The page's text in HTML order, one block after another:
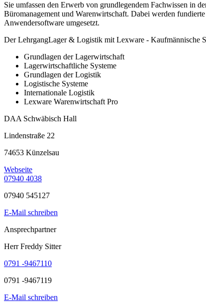
Sie umfassen den Erwerb von grundlegendem Fachwissen in
Büromanagement und Warenwirtschaft. Dabei werden
Anwendersoftware umgesetzt.
Der LehrgangLager & Logistik mit Lexware - Kaufmännische
Grundlagen der Lagerwirtschaft
Lagerwirtschaftliche Systeme
Grundlagen der Logistik
Logistische Systeme
Internationale Logistik
Lexware Warenwirtschaft Pro
DAA Schwäbisch Hall
Lindenstraße 22
74653 Künzelsau
Webseite
07940 4038
07940 545127
E-Mail schreiben
Ansprechpartner
Herr Freddy Sitter
0791 -9467110
0791 -9467119
E-Mail schreiben